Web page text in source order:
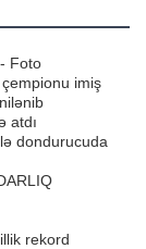
Foto
imiş
atdı
dondurucuda
rekord